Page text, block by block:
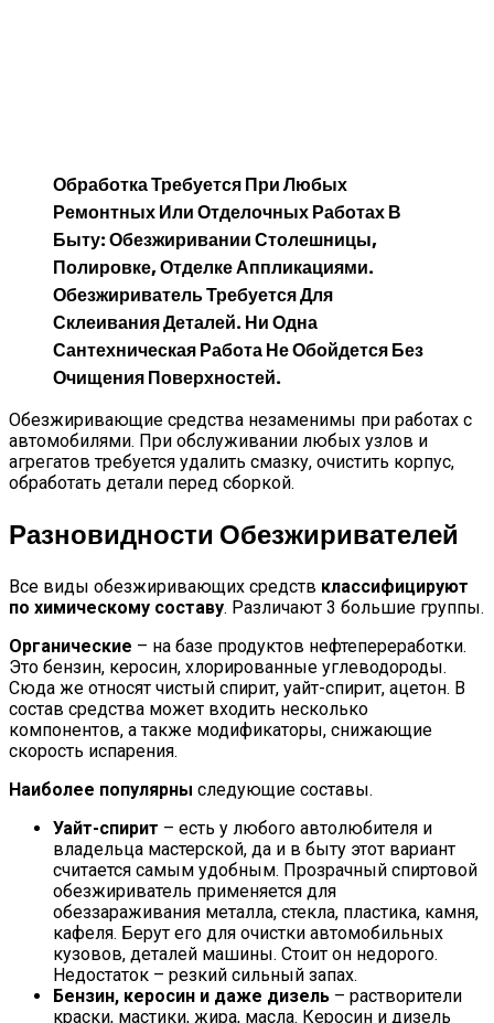
Обработка Требуется При Любых
Ремонтных Или Отделочных Работах В
Быту: Обезжиривании Столешницы,
Полировке, Отделке Аппликациями.
Обезжириватель Требуется Для
Склеивания Деталей. Ни Одна
Сантехническая Работа Не Обойдется Без
Очищения Поверхностей.
Обезжиривающие средства незаменимы при работах с
автомобилями. При обслуживании любых узлов и
агрегатов требуется удалить смазку, очистить корпус,
обработать детали перед сборкой.
Разновидности Обезжиривателей
Все виды обезжиривающих средств классифицируют
по химическому составу. Различают 3 большие группы.
Органические – на базе продуктов нефтепереработки.
Это бензин, керосин, хлорированные углеводороды.
Сюда же относят чистый спирит, уайт-спирит, ацетон. В
состав средства может входить несколько
компонентов, а также модификаторы, снижающие
скорость испарения.
Наиболее популярны следующие составы.
Уайт-спирит – есть у любого автолюбителя и
владельца мастерской, да и в быту этот вариант
считается самым удобным. Прозрачный спиртовой
обезжириватель применяется для
обеззараживания металла, стекла, пластика, камня,
кафеля. Берут его для очистки автомобильных
кузовов, деталей машины. Стоит он недорого.
Недостаток – резкий сильный запах.
Бензин, керосин и даже дизель – растворители
краски, мастики, жира, масла. Керосин и дизель